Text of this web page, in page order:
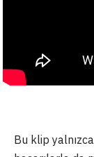
Bu klip